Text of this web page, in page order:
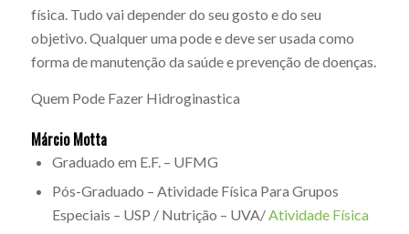
física. Tudo vai depender do seu gosto e do seu
objetivo. Qualquer uma pode e deve ser usada como
forma de manutenção da saúde e prevenção de doenças.
Quem Pode Fazer Hidroginastica
Márcio Motta
Graduado em E.F. – UFMG
Pós-Graduado – Atividade Física Para Grupos
Especiais – USP / Nutrição – UVA/ Atividade Física